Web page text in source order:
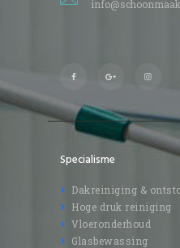
Specialisme
Dakreiniging &
Hoge druk reiniging
Vloeronderhoud
Glasbewassing